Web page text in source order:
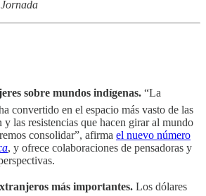
sobre mundos indígenas. “La
convertido en el espacio más vasto de las
y las resistencias que hacen girar al mundo
consolidar”, afirma el nuevo número
, y ofrece colaboraciones de pensadoras y
más importantes. Los dólares